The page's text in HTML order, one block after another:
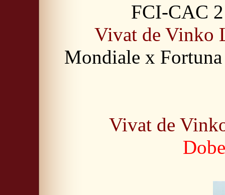
FCI-CAC
Vivat de Vinko
Mondiale x
Vivat de